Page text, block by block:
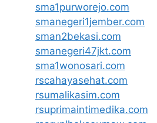
sma1purworejo.com
smanegeri1jember.com
sman2bekasi.com
smanegeri47jkt.com
sma1wonosari.com
rscahayasehat.com
rsumalikasim.com
rsuprimaintimedika.com